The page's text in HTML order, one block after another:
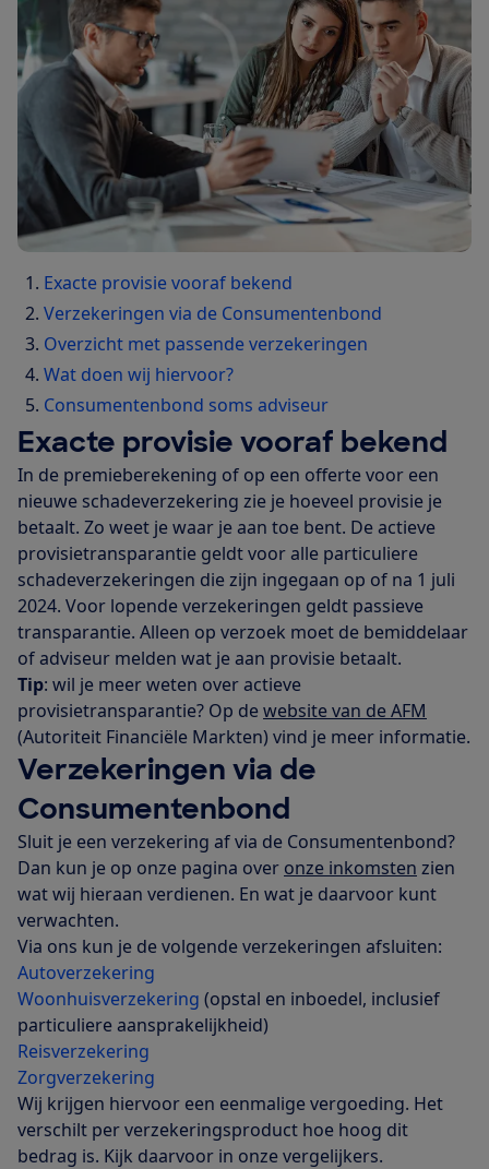
Exacte provisie vooraf bekend
Verzekeringen via de Consumentenbond
Overzicht met passende verzekeringen
Wat doen wij hiervoor?
Consumentenbond soms adviseur
Exacte provisie vooraf bekend
In de premieberekening of op een offerte voor een
nieuwe schadeverzekering zie je hoeveel provisie je
betaalt. Zo weet je waar je aan toe bent. De actieve
provisietransparantie geldt voor alle particuliere
schadeverzekeringen die zijn ingegaan op of na 1 juli
2024. Voor lopende verzekeringen geldt passieve
transparantie. Alleen op verzoek moet de bemiddelaar
of adviseur melden wat je aan provisie betaalt.
Tip: wil je meer weten over actieve
provisietransparantie? Op dewebsite van de AFM
(Autoriteit Financiële Markten) vind je meer informatie.
Verzekeringen via de
Consumentenbond
Sluit je een verzekering af via de Consumentenbond?
Dan kun je op onze pagina over onze inkomsten zien
wat wij hieraan verdienen. En wat je daarvoor kunt
verwachten.
Via ons kun je de volgende verzekeringen afsluiten:
Autoverzekering
Woonhuisverzekering (opstal en inboedel, inclusief
particuliere aansprakelijkheid)
Reisverzekering
Zorgverzekering
Wij krijgen hiervoor een eenmalige vergoeding. Het
verschilt per verzekeringsproduct hoe hoog dit
bedrag is. Kijk daarvoor in onze vergelijkers.